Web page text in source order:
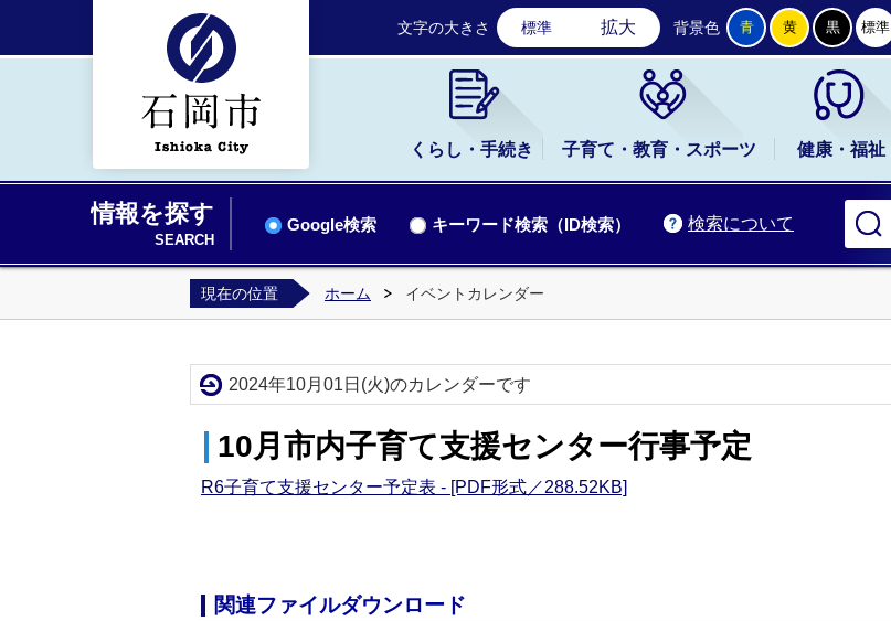
石岡市公式ホームページ
文字の大きさ 標準 拡大 背景色 青 黄 黒 標準
くらし・手続き 子育て・教育・スポーツ 健康・福祉
情報を探す
SEARCH
検索について
Google検索 キーワード検索（ID検索）
現在の位置 ホーム イベントカレンダー
2024年10月01日(火)のカレンダーです
10月市内子育て支援センター行事予定
R6子育て支援センター予定表 - [PDF形式／288.52KB]
関連ファイルダウンロード